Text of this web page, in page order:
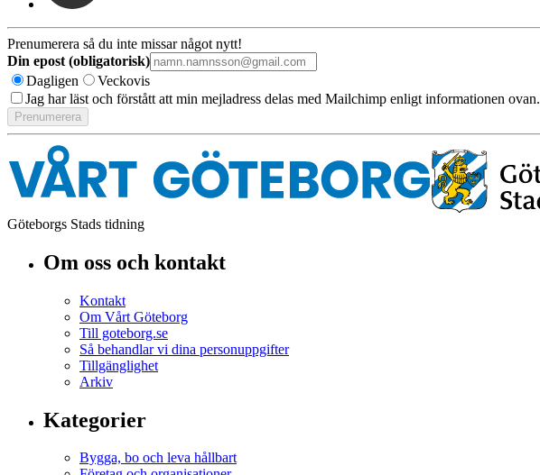
Prenumerera så du inte missar något nytt!
Din epost (obligatorisk)
Dagligen
Veckovis
Jag har läst och förstått att min mejladress delas med Mailchimp enligt informationen ovan.
Göteborgs Stads tidning
Om oss och kontakt
Kontakt
Om Vårt Göteborg
Till goteborg.se
Så behandlar vi dina personuppgifter
Tillgänglighet
Arkiv
Kategorier
Bygga, bo och leva hållbart